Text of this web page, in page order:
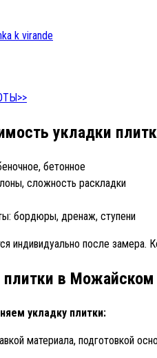
укладки
бетонное
сложность раскладки
бордюры, дренаж, ступени
индивидуально после замера.
плитки в
укладку плитки:
материала, подготовкой